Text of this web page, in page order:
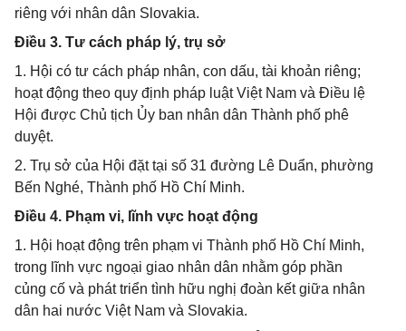
riêng với nhân dân Slovakia.
Điều 3. Tư cách pháp lý, trụ sở
1. Hội có tư cách pháp nhân, con dấu, tài khoản riêng;
hoạt động theo quy định pháp luật Việt Nam và Điều lệ
Hội được Chủ tịch Ủy ban nhân dân Thành phố phê
duyệt.
2. Trụ sở của Hội đặt tại số 31 đường Lê Duẩn, phường
Bến Nghé, Thành phố Hồ Chí Minh.
Điều 4. Phạm vi, lĩnh vực hoạt động
1. Hội hoạt động trên phạm vi Thành phố Hồ Chí Minh,
trong lĩnh vực ngoại giao nhân dân nhằm góp phần
củng cố và phát triển tình hữu nghị đoàn kết giữa nhân
dân hai nước Việt Nam và Slovakia.